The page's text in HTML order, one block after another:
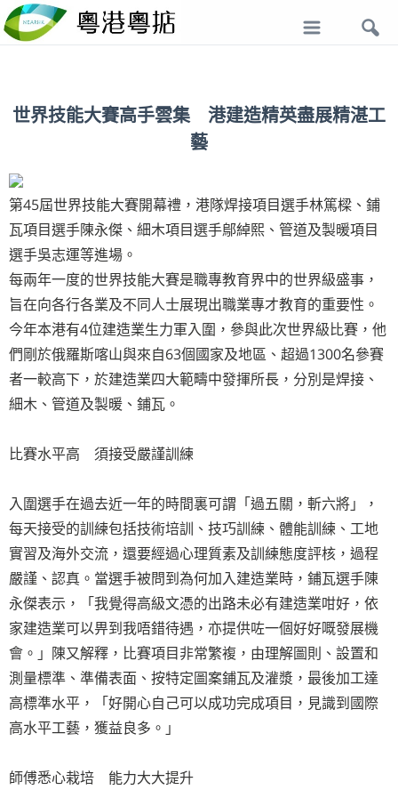
世界技能大賽高手雲集 港建造精英盡展精湛工
藝
第45屆世界技能大賽開幕禮，港隊焊接項目選手林篤樑、鋪
瓦項目選手陳永傑、細木項目選手鄔綽熙、管道及製暖項目
選手吳志運等進場。
每兩年一度的世界技能大賽是職專教育界中的世界級盛事，
旨在向各行各業及不同人士展現出職業專才教育的重要性。
今年本港有4位建造業生力軍入圍，參與此次世界級比賽，他
們剛於俄羅斯喀山與來自63個國家及地區、超過1300名參賽
者一較高下，於建造業四大範疇中發揮所長，分別是焊接、
細木、管道及製暖、鋪瓦。
比賽水平高 須接受嚴謹訓練
入圍選手在過去近一年的時間裏可謂「過五關，斬六將」，
每天接受的訓練包括技術培訓、技巧訓練、體能訓練、工地
實習及海外交流，還要經過心理質素及訓練態度評核，過程
嚴謹、認真。當選手被問到為何加入建造業時，鋪瓦選手陳
永傑表示，「我覺得高級文憑的出路未必有建造業咁好，依
家建造業可以畀到我唔錯待遇，亦提供咗一個好好嘅發展機
會。」陳又解釋，比賽項目非常繁複，由理解圖則、設置和
測量標準、準備表面、按特定圖案鋪瓦及灌漿，最後加工達
高標準水平，「好開心自己可以成功完成項目，見識到國際
高水平工藝，獲益良多。」
師傅悉心栽培 能力大大提升